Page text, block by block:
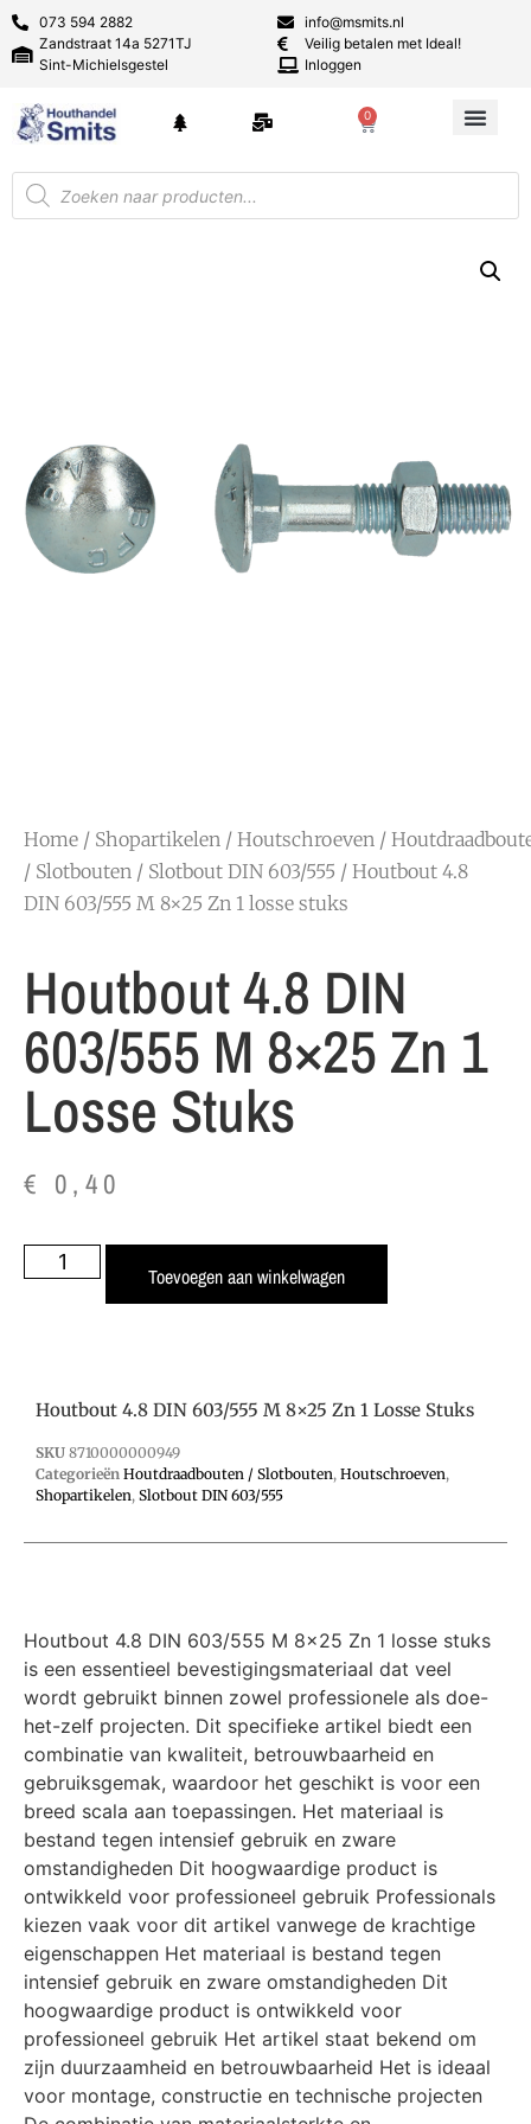
073 594 2882
Zandstraat 14a 5271TJ
Sint-Michielsgestel
info@msmits.nl
Veilig betalen met Ideal!
Inloggen
0
Home / Shopartikelen / Houtschroeven /
/ Slotbouten / Slotbout DIN 603/555 / Houtbout 4.8
DIN 603/555 M 8×25 Zn 1 losse stuks
Houtbout 4.8 DIN
603/555 M 8×25 Zn 1
Losse Stuks
€ 0,40
Toevoegen aan winkelwagen
Houtbout 4.8 DIN 603/555 M 8×25 Zn 1 Losse Stuks
SKU 8710000000949
Categorieën Houtdraadbouten / Slotbouten, Houtschroeven,
Shopartikelen, Slotbout DIN 603/555
Houtbout 4.8 DIN 603/555 M 8×25 Zn 1 losse stuks
is een essentieel bevestigingsmateriaal dat veel
wordt gebruikt binnen zowel professionele als doe-
het-zelf projecten. Dit specifieke artikel biedt een
combinatie van kwaliteit, betrouwbaarheid en
gebruiksgemak, waardoor het geschikt is voor een
breed scala aan toepassingen. Het materiaal is
bestand tegen intensief gebruik en zware
omstandigheden Dit hoogwaardige product is
ontwikkeld voor professioneel gebruik Professionals
kiezen vaak voor dit artikel vanwege de krachtige
eigenschappen Het materiaal is bestand tegen
intensief gebruik en zware omstandigheden Dit
hoogwaardige product is ontwikkeld voor
professioneel gebruik Het artikel staat bekend om
zijn duurzaamheid en betrouwbaarheid Het is ideaal
voor montage, constructie en technische projecten